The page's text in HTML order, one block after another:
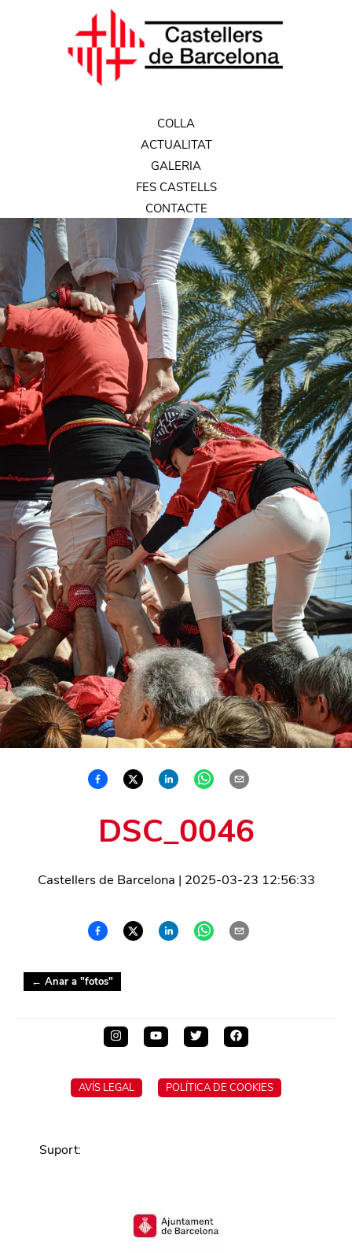
COLLA
ACTUALITAT
GALERIA
FES CASTELLS
CONTACTE
DSC_0046
Castellers de Barcelona | 2025-03-23 12:56:33
← Anar a "fotos"
AVÍS LEGAL POLÍTICA DE COOKIES
Suport: